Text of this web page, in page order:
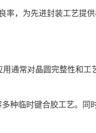
，为先进封装工艺提
通常对晶圆完整性和工
种临时键合胶工艺。同